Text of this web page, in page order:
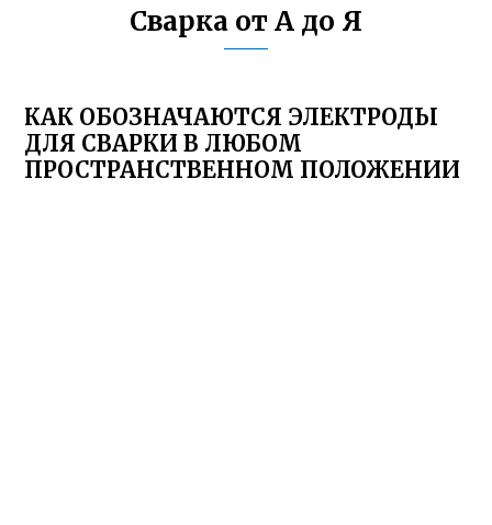
Сварка от А до Я
КАК ОБОЗНАЧАЮТСЯ ЭЛЕКТРОДЫ
ДЛЯ СВАРКИ В ЛЮБОМ
ПРОСТРАНСТВЕННОМ ПОЛОЖЕНИИ